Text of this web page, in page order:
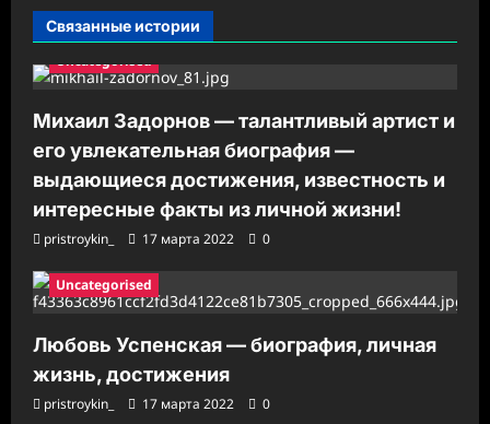
и
с
и
Связанные истории
Uncategorised
Михаил Задорнов — талантливый артист и
его увлекательная биография —
выдающиеся достижения, известность и
интересные факты из личной жизни!
pristroykin_ 17 марта 2022 0
Uncategorised
Любовь Успенская — биография, личная
жизнь, достижения
pristroykin_ 17 марта 2022
0